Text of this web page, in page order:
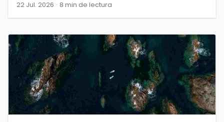
22 Jul. 2026 · 8 min de lectura